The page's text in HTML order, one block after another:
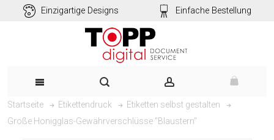
Einzigartige Designs Einfache Bestellung
Startseite Etikettendruck
Etiketten selbst gestalten
Große Honigglas-Gewährverschlüsse "Blaustern"